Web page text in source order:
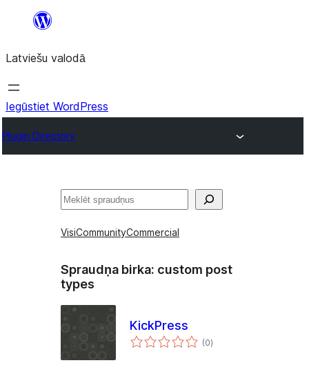
Pāriet
saturu
Latviešu valodā
Iegūstiet WordPress
Plugin Directory
Meklēt
VisiCommunityCommercial
Spraudņa birka: custom post
types
KickPress
(0vērtējumu
kopsumma
)